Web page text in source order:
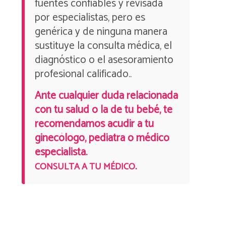
fuentes confiables y revisada
por especialistas, pero es
genérica y de ninguna manera
sustituye la consulta médica, el
diagnóstico o el asesoramiento
profesional calificado..
Ante cualquier duda relacionada
con tu salud o la de tu bebé, te
recomendamos acudir a tu
ginecólogo, pediatra o médico
especialista.
CONSULTA A TU MÉDICO.